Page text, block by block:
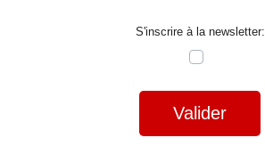
S'inscrire à la newsletter:
Valider